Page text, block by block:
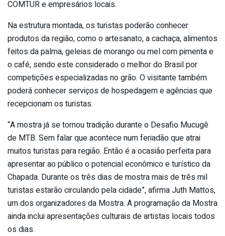
COMTUR e empresários locais.
Na estrutura montada, os turistas poderão conhecer
produtos da região, como o artesanato, a cachaça, alimentos
feitos da palma, geleias de morango ou mel com pimenta e
o café, sendo este considerado o melhor do Brasil por
competições especializadas no grão. O visitante também
poderá conhecer serviços de hospedagem e agências que
recepcionam os turistas.
“A mostra já se tornou tradição durante o Desafio Mucugê
de MTB. Sem falar que acontece num feriadão que atrai
muitos turistas para região. Então é a ocasião perfeita para
apresentar ao público o potencial econômico e turístico da
Chapada. Durante os três dias de mostra mais de três mil
turistas estarão circulando pela cidade”, afirma Juth Mattos,
um dos organizadores da Mostra. A programação da Mostra
ainda inclui apresentações culturais de artistas locais todos
os dias.